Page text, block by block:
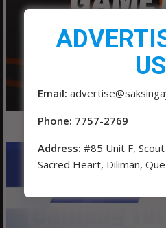
Email:
Phone: 7757-2769
Address: #85 Unit F,
Sacred Heart, Diliman,